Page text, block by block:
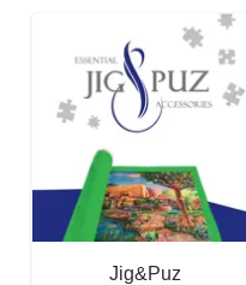
Jig&Puz